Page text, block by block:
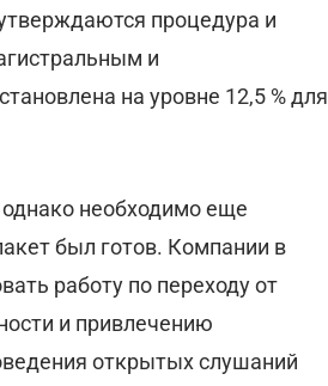
процедура и
и
на уровне 12,5 % для
необходимо еще
был готов. Компании в
работу по переходу от
и привлечению
открытых слушаний